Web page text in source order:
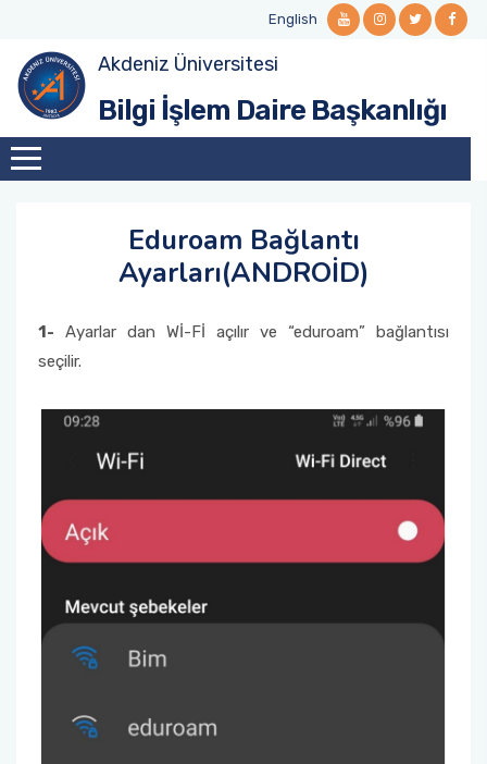
English
Akdeniz Üniversitesi
Bilgi İşlem Daire Başkanlığı
Eduroam Bağlantı
Ayarları(ANDROİD)
1- Ayarlar dan Wİ-Fİ açılır ve “eduroam” bağlantısı
seçilir.
Misyon ve Vizyon
Kalite Komisyonu
Görev Tanımları
Öğrenci E-posta
Personel E-posta
Ağ ve Sistem Hizmetleri
Office 365
SSL-VPN (Kütüphane Veritabanı Erişimi)
Teknik Servis Hizmetleri
Bilgi Güvenliği
BGYS Politikası